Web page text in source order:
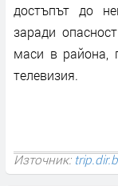
достъпът до
заради
маси в района,
телевизия.
Източник: